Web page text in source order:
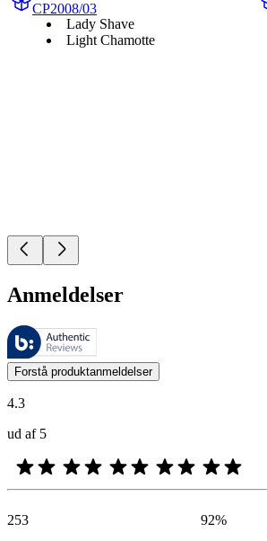
CP2008/03
Lady Shave
Light Chamotte
Anmeldelser
Disse anmeldelser administreres af
Kundernes meninger i form af produkt- og
Forstå produktanmeldelser
4.3
ud af 5
253
92%